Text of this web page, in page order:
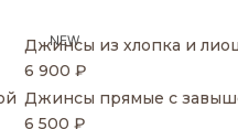
NEW
Джинсы из хлопка и
6 900 ₽
Джинсы прямые с
6 500 ₽